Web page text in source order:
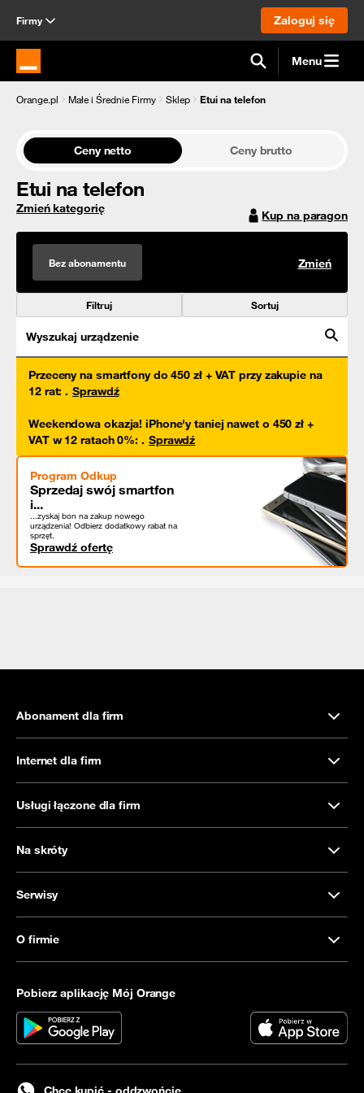
Firmy Zaloguj się
Strona główna Orange.pl Menu
Orange.pl Małe i Średnie Firmy Sklep Etui na telefon
Ceny netto Ceny brutto
Etui na telefon
Zmień kategorię Kup na paragon
Bez abonamentu Zmień
Filtruj Sortuj
Wyszukaj urządzenie
Przeceny na smartfony do 450 zł + VAT przy zakupie na
12 rat: . Sprawdź
Weekendowa okazja! iPhone'y taniej nawet o 450 zł +
VAT w 12 ratach 0%: . Sprawdź
Program Odkup
Sprzedaj swój smartfon
i...
...zyskaj bon na zakup nowego
urządzenia! Odbierz dodatkowy rabat na
sprzęt.
Sprawdź ofertę
Abonament dla firm
Internet dla firm
Usługi łączone dla firm
Na skróty
Serwisy
O firmie
Pobierz aplikację Mój Orange